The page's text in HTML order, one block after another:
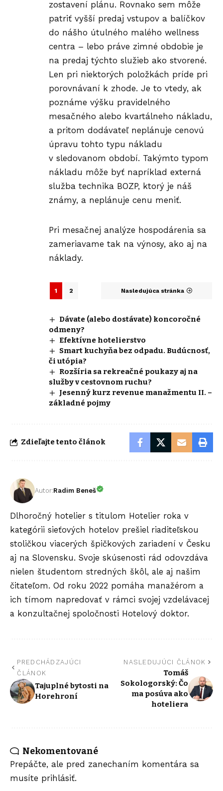
zostavení plánu. Rovnako sem môže
patriť vyšší predaj vstupov a balíčkov
do nášho útulného malého wellness
centra – lebo práve zimné obdobie je
na predaj týchto služieb ako stvorené.
Len pri niektorých položkách príde pri
porovnávaní k zhode. Je to vtedy, ak
poznáme výšku pravidelného
mesačného alebo kvartálneho nákladu,
a pritom dodávateľ neplánuje cenovú
úpravu tohto typu nákladu
v sledovanom období. Takýmto typom
nákladu môže byť napríklad externá
služba technika BOZP, ktorý je náš
známy, a neplánuje cenu meniť.
Pri mesačnej analýze hospodárenia sa
zameriavame tak na výnosy, ako aj na
náklady.
1 2 Nasledujúca stránka
Dávate (alebo dostávate) koncoročné
odmeny?
Efektívne hotelierstvo
Smart kuchyňa bez odpadu. Budúcnosť,
či utópia?
Rozšíria sa rekreačné poukazy aj na
služby v cestovnom ruchu?
Jesenný kurz revenue manažmentu II. –
základné pojmy
Zdieľajte tento článok
Autor:Radim Beneš
Dlhoročný hotelier s titulom Hotelier roka v
kategórii sieťových hotelov prešiel riaditeľskou
stoličkou viacerých špičkových zariadení v Česku
aj na Slovensku. Svoje skúsenosti rád odovzdáva
nielen študentom stredných škôl, ale aj našim
čitateľom. Od roku 2022 pomáha manažérom a
ich tímom napredovať v rámci svojej vzdelávacej
a konzultačnej spoločnosti Hotelový doktor.
PREDCHÁDZAJÚCI
ČLÁNOK
Tajuplné bytosti na
Horehroní
NASLEDUJÚCI ČLÁNOK
Tomáš
Sokologorský: Čo
ma posúva ako
hoteliera
Nekomentované
Prepáčte, ale pred zanechaním komentára sa
musíte prihlásiť.